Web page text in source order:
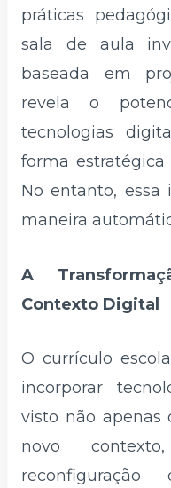
práticas
sala de aula
baseada em
revela o
tecnologias
forma estratégica
No entanto, essa
maneira
A
Contexto Digital
O currículo
incorporar
visto não apenas
novo